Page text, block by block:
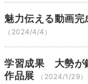
魅力伝える動画
（2024/4/4）
学習成果 大勢が
作品展
（2024/1/29）